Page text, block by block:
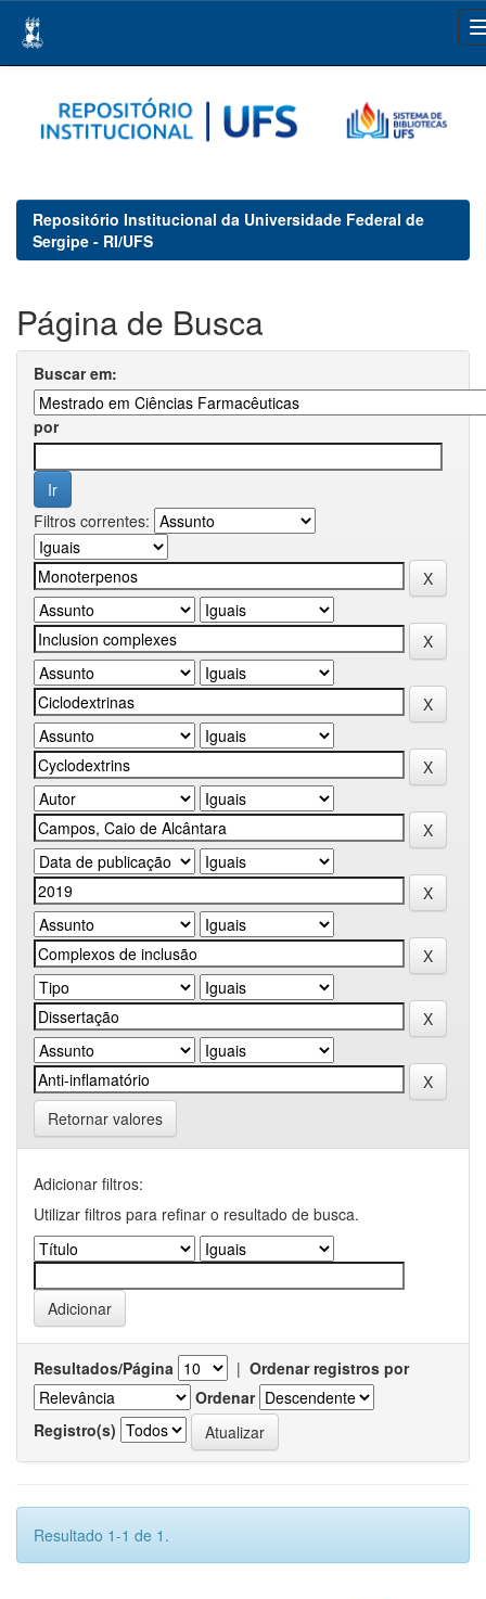
navigation
Repositório Institucional da Universidade Federal de
Sergipe - RI/UFS
Página de Busca
Buscar em:
por
Filtros correntes:
Retornar valores
Adicionar filtros:
Utilizar filtros para refinar o resultado de busca.
Resultados/Página | Ordenar registros por
Ordenar
Registro(s)
Resultado 1-1 de 1.